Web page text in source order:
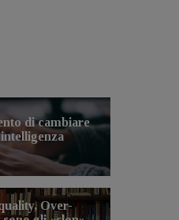
di cambiare
Over-